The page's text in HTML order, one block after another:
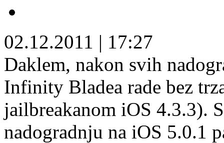
02.12.2011 | 17:27
Daklem, nakon svih
Infinity Bladea rade bez
jailbreakanom iOS 4.3.3).
nadogradnju na iOS 5.0.1